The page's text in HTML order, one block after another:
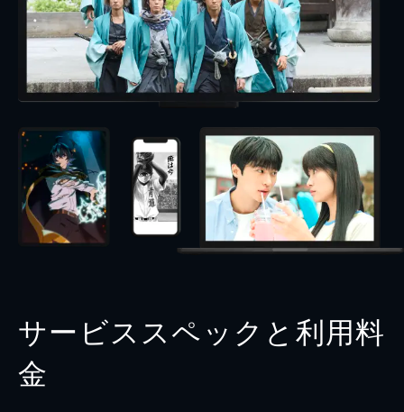
サービススペックと利用料
金